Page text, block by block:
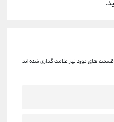
قسمت های مورد نیاز علامت گذاری شده اند